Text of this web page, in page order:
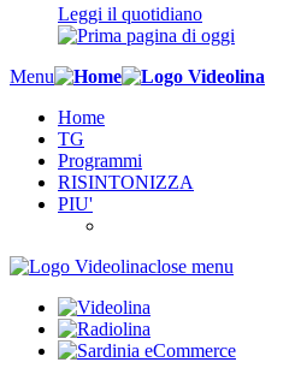
Leggi il quotidiano
Menu
Home
TG
Programmi
RISINTONIZZA
PIU'
close menu